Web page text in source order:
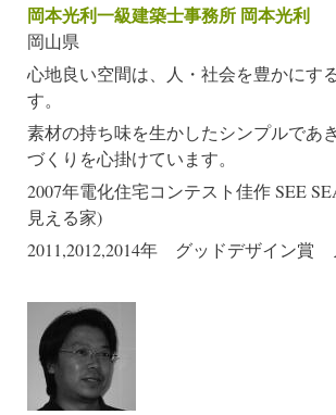
岡本光利一級建築士事務所 岡本光利
岡山県
心地良い空間は、人・社会を豊かにす
す。
素材の持ち味を生かしたシンプルであ
づくりを心掛けています。
2007年電化住宅コンテスト佳作 SEE
見える家)
2011,2012,2014年 グッドデザイン賞